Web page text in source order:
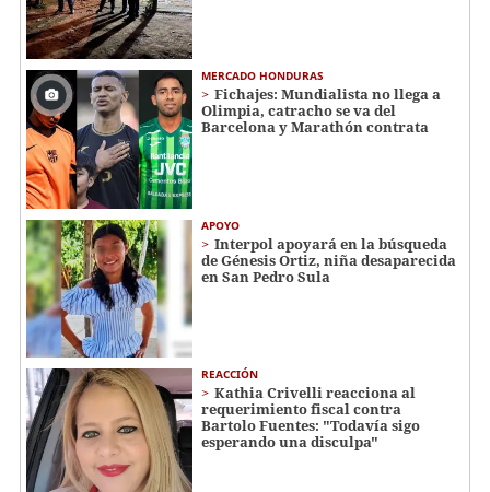
MERCADO HONDURAS
Fichajes: Mundialista no llega a
Olimpia, catracho se va del
Barcelona y Marathón contrata
APOYO
Interpol apoyará en la búsqueda
de Génesis Ortiz, niña desaparecida
en San Pedro Sula
REACCIÓN
Kathia Crivelli reacciona al
requerimiento fiscal contra
Bartolo Fuentes: "Todavía sigo
esperando una disculpa"